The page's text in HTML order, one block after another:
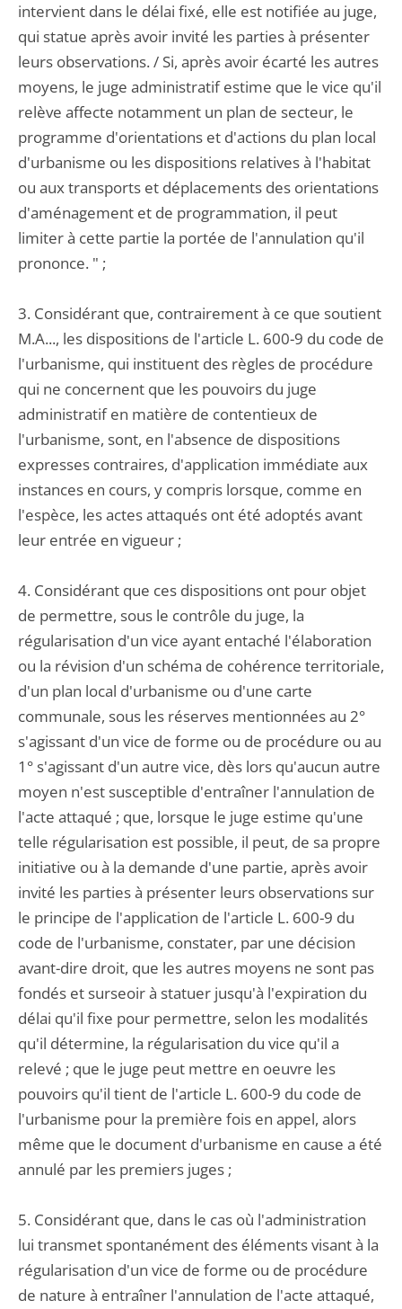
intervient dans le délai fixé, elle est notifiée au juge,
qui statue après avoir invité les parties à présenter
leurs observations. / Si, après avoir écarté les autres
moyens, le juge administratif estime que le vice qu'il
relève affecte notamment un plan de secteur, le
programme d'orientations et d'actions du plan local
d'urbanisme ou les dispositions relatives à l'habitat
ou aux transports et déplacements des orientations
d'aménagement et de programmation, il peut
limiter à cette partie la portée de l'annulation qu'il
prononce. " ;
3. Considérant que, contrairement à ce que soutient
M.A..., les dispositions de l'article L. 600-9 du code de
l'urbanisme, qui instituent des règles de procédure
qui ne concernent que les pouvoirs du juge
administratif en matière de contentieux de
l'urbanisme, sont, en l'absence de dispositions
expresses contraires, d'application immédiate aux
instances en cours, y compris lorsque, comme en
l'espèce, les actes attaqués ont été adoptés avant
leur entrée en vigueur ;
4. Considérant que ces dispositions ont pour objet
de permettre, sous le contrôle du juge, la
régularisation d'un vice ayant entaché l'élaboration
ou la révision d'un schéma de cohérence territoriale,
d'un plan local d'urbanisme ou d'une carte
communale, sous les réserves mentionnées au 2°
s'agissant d'un vice de forme ou de procédure ou au
1° s'agissant d'un autre vice, dès lors qu'aucun autre
moyen n'est susceptible d'entraîner l'annulation de
l'acte attaqué ; que, lorsque le juge estime qu'une
telle régularisation est possible, il peut, de sa propre
initiative ou à la demande d'une partie, après avoir
invité les parties à présenter leurs observations sur
le principe de l'application de l'article L. 600-9 du
code de l'urbanisme, constater, par une décision
avant-dire droit, que les autres moyens ne sont pas
fondés et surseoir à statuer jusqu'à l'expiration du
délai qu'il fixe pour permettre, selon les modalités
qu'il détermine, la régularisation du vice qu'il a
relevé ; que le juge peut mettre en oeuvre les
pouvoirs qu'il tient de l'article L. 600-9 du code de
l'urbanisme pour la première fois en appel, alors
même que le document d'urbanisme en cause a été
annulé par les premiers juges ;
5. Considérant que, dans le cas où l'administration
lui transmet spontanément des éléments visant à la
régularisation d'un vice de forme ou de procédure
de nature à entraîner l'annulation de l'acte attaqué,